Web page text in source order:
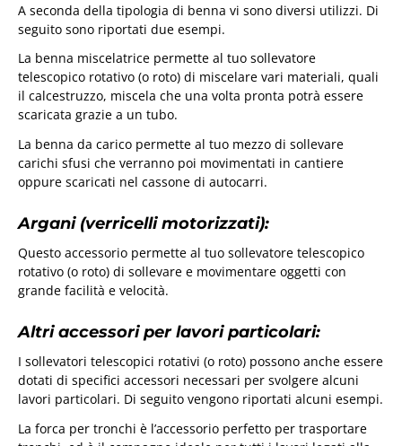
A seconda della tipologia di benna vi sono diversi utilizzi. Di
seguito sono riportati due esempi.
La benna miscelatrice permette al tuo sollevatore
telescopico rotativo (o roto) di miscelare vari materiali, quali
il calcestruzzo, miscela che una volta pronta potrà essere
scaricata grazie a un tubo.
La benna da carico permette al tuo mezzo di sollevare
carichi sfusi che verranno poi movimentati in cantiere
oppure scaricati nel cassone di autocarri.
Argani (verricelli motorizzati):
Questo accessorio permette al tuo sollevatore telescopico
rotativo (o roto) di sollevare e movimentare oggetti con
grande facilità e velocità.
Altri accessori per lavori particolari:
I sollevatori telescopici rotativi (o roto) possono anche essere
dotati di specifici accessori necessari per svolgere alcuni
lavori particolari. Di seguito vengono riportati alcuni esempi.
La forca per tronchi è l’accessorio perfetto per trasportare